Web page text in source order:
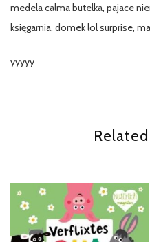
medela calma butelka, pajace
księgarnia, domek lol surprise,
yyyyy